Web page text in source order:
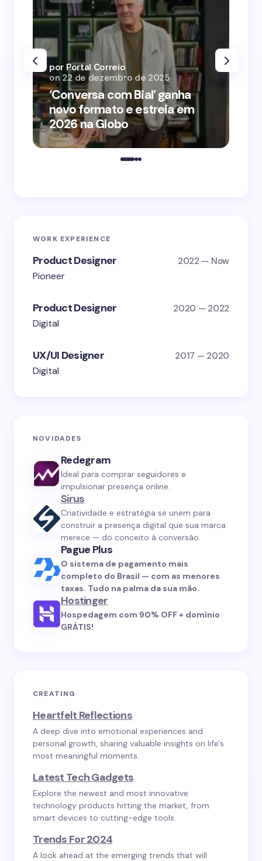
‘Conversa com Bial’ ganha
novo formato e estreia em
2026 na Globo
por Portal Correio
on 22 de dezembro de 2025
WORK EXPERIENCE
Product Designer 2022 — Now
Pioneer
Product Designer 2020 — 2022
Digital
UX/UI Designer 2017 — 2020
Digital
NOVIDADES
Redegram
Ideal para comprar seguidores e
impulsionar presença online.
Sirus
Criatividade e estratégia se unem para
construir a presença digital que sua marca
merece — do conceito à conversão.
Pague Plus
O sistema de pagamento mais
completo do Brasil — com as menores
taxas. Tudo na palma da sua mão.
Hostinger
Hospedagem com 90% OFF + domínio
GRÁTIS!
CREATING
Heartfelt Reflections
A deep dive into emotional experiences and
personal growth, sharing valuable insights on life's
most meaningful moments.
Latest Tech Gadgets
Explore the newest and most innovative
technology products hitting the market, from
smart devices to cutting-edge tools.
Trends For 2024
A look ahead at the emerging trends that will